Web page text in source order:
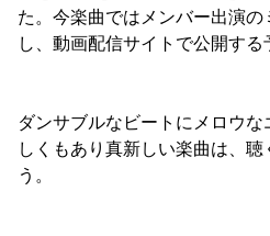
た。今楽曲ではメンバー出演
し、動画配信サイトで公開する
ダンサブルなビートにメロウ
しくもあり真新しい楽曲は、
う。